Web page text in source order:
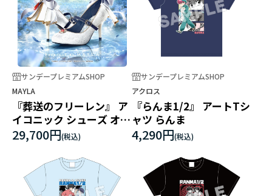
サンデープレミアムSHOP
MAYLA
『葬送のフリーレン』 ア
イコニック シューズ オブ
ジェ パンプス[WH]フリ
ーレン
29,700円
サンデープレミアムSHOP
アクロス
『らんま1/2』 アートTシ
ャツ らんま
4,290円